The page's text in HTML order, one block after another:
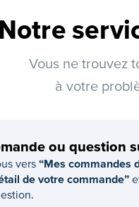
Notre
Vous ne trouvez
à votre
ou question
vers “Mes commandes
de votre commande”